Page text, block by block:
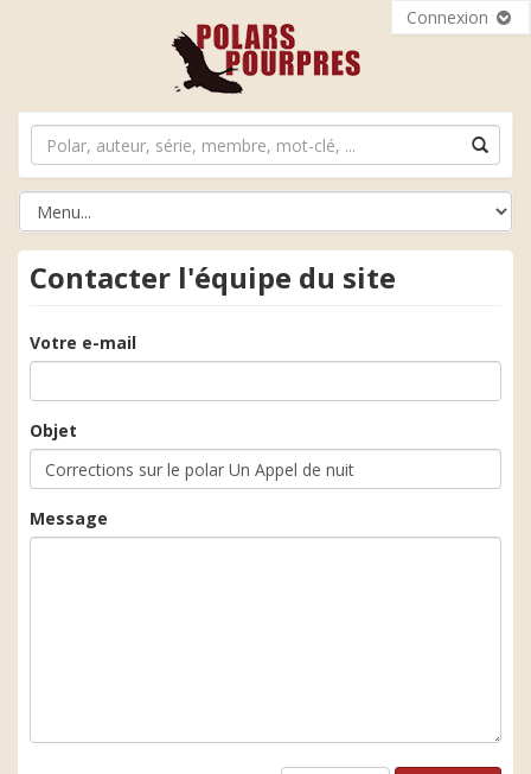
Connexion
Contacter l'équipe du site
Votre e-mail
Objet
Message